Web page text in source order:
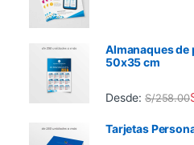
Almanaques
50x35 cm
Desde:S/258.00
Tarjetas